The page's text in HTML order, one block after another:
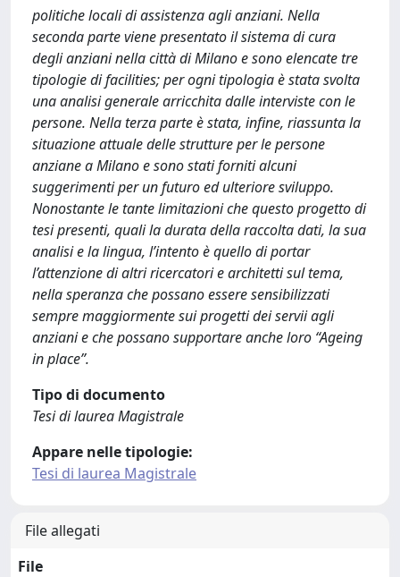
politiche locali di assistenza agli anziani. Nella
seconda parte viene presentato il sistema di cura
degli anziani nella città di Milano e sono elencate tre
tipologie di facilities; per ogni tipologia è stata svolta
una analisi generale arricchita dalle interviste con le
persone. Nella terza parte è stata, infine, riassunta la
situazione attuale delle strutture per le persone
anziane a Milano e sono stati forniti alcuni
suggerimenti per un futuro ed ulteriore sviluppo.
Nonostante le tante limitazioni che questo progetto di
tesi presenti, quali la durata della raccolta dati, la sua
analisi e la lingua, l’intento è quello di portar
l’attenzione di altri ricercatori e architetti sul tema,
nella speranza che possano essere sensibilizzati
sempre maggiormente sui progetti dei servii agli
anziani e che possano supportare anche loro “Ageing
in place”.
Tipo di documento
Tesi di laurea Magistrale
Appare nelle tipologie:
Tesi di laurea Magistrale
File allegati
File